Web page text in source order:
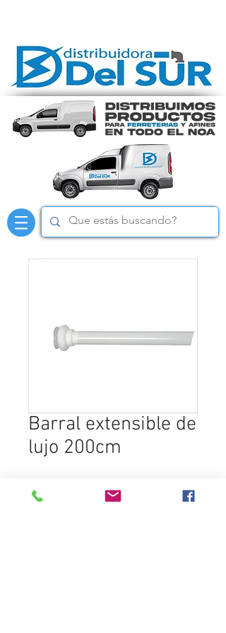
Barral extensible de
lujo 200cm
SELECCIONAR PRODUCTO